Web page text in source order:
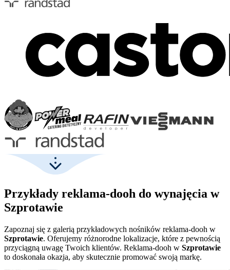
Przykłady reklama-dooh do wynajęcia w
Szprotawie
Zapoznaj się z galerią przykładowych nośników reklama-dooh w
Szprotawie. Oferujemy różnorodne lokalizacje, które z pewnością
przyciągną uwagę Twoich klientów. Reklama-dooh w Szprotawie
to doskonała okazja, aby skutecznie promować swoją markę.